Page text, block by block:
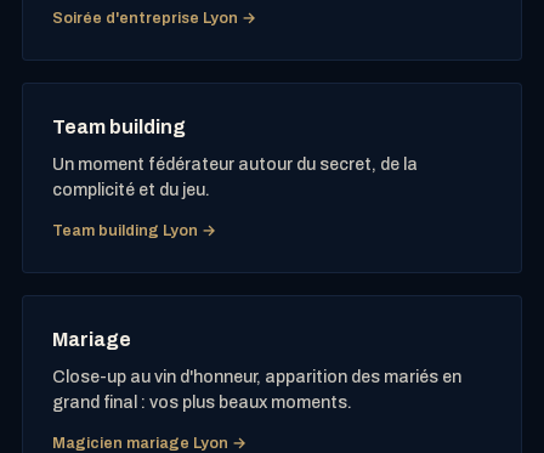
Soirée d'entreprise Lyon →
Team building
Un moment fédérateur autour du secret, de la
complicité et du jeu.
Team building Lyon →
Mariage
Close-up au vin d'honneur, apparition des mariés en
grand final : vos plus beaux moments.
Magicien mariage Lyon →